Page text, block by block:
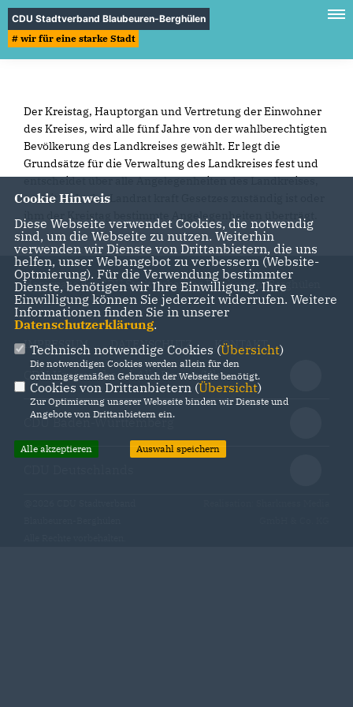
CDU Stadtverband Blaubeuren-Berghülen
# wir für eine starke Stadt
Der Kreistag, Hauptorgan und Vertretung der Einwohner
des Kreises, wird alle fünf Jahre von der wahlberechtigten
Bevölkerung des Landkreises gewählt. Er legt die
Grundsätze für die Verwaltung des Landkreises fest und
entscheidet über alle Angelegenheiten des Landkreises,
soweit nicht der Landrat kraft Gesetzes zuständig ist oder
ihm der Kreistag bestimmte Angelegenheiten überträgt.
Homepage des CDU Stadtverbandes Blaubeuren-Berghülen
IMPRESSUM DATENSCHUTZ KONTAKT
CDU Kreisverband Alb-Donau/Ulm
CDU Baden-Württemberg
Cookie Hinweis
Diese Webseite verwendet Cookies, die notwendig
sind, um die Webseite zu nutzen. Weiterhin
verwenden wir Dienste von Drittanbietern, die uns
helfen, unser Webangebot zu verbessern (Website-
Optmierung). Für die Verwendung bestimmter
Dienste, benötigen wir Ihre Einwilligung. Ihre
Einwilligung können Sie jederzeit widerrufen. Weitere
Informationen finden Sie in unserer
Datenschutzerklärung.
Technisch notwendige Cookies (Übersicht)
Die notwendigen Cookies werden allein für den
ordnungsgemäßen Gebrauch der Webseite benötigt.
Cookies von Drittanbietern (Übersicht)
Zur Optimierung unserer Webseite binden wir Dienste und
Angebote von Drittanbietern ein.
Alle akzeptieren Auswahl speichern